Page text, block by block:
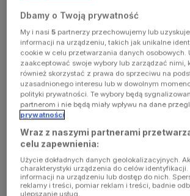
has
occurred
(see the
browser
console for
more
information)
Dbamy o Twoją prywatność
My i nasi5 partnerzy przechowujemy lub
informacji na urządzeniu, takich jak unikalne
cookie w celu przetwarzania danych osobowych.
zaakceptować swoje wybory lub zarządzać nimi,
również skorzystać z prawa do sprzeciwu na
uzasadnionego interesu lub w dowolnym
polityki prywatności. Te wybory będą
partnerom i nie będą miały wpływu na dane
prywatności
Wraz z naszymi partnerami
celu zapewnienia:
Użycie dokładnych danych geolokalizacyjnych.
charakterystyki urządzenia do celów
informacji na urządzeniu lub dostęp do nich.
reklamy i treści, pomiar reklam i treści, badnie
ulepszanie usług.